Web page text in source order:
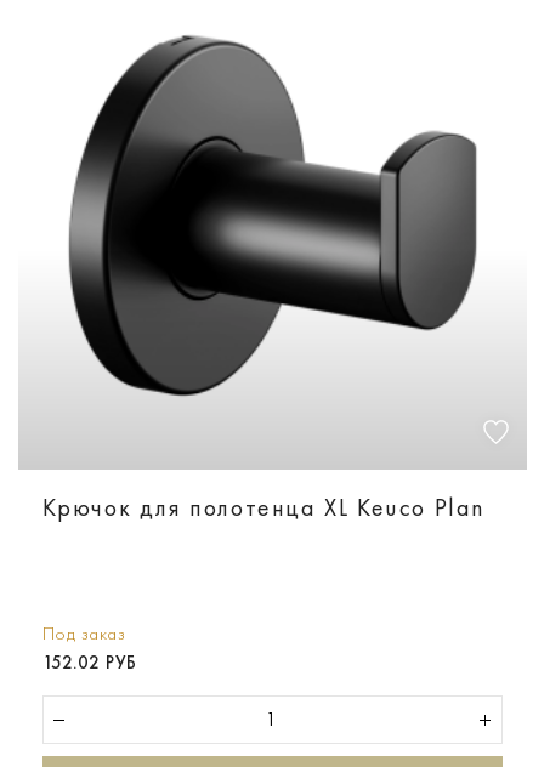
Крючок для полотенца XL Keuco Plan
Под заказ
152.02 РУБ